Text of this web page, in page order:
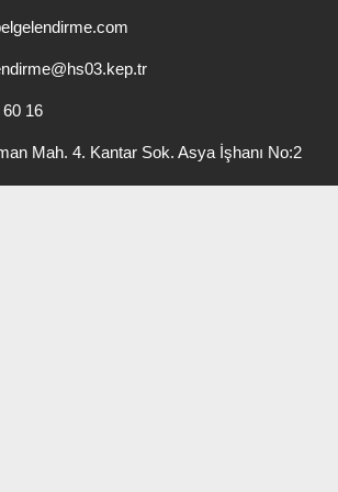
60 16
Mah. 4. Kantar Sok. Asya İşhanı No:2